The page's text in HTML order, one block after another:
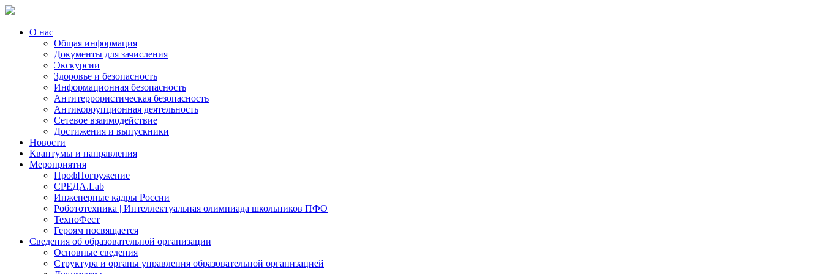
О нас
Общая информация
Документы для зачисления
Экскурсии
Здоровье и безопасность
Информационная безопасность
Антитеррористическая безопасность
Антикоррупционная деятельность
Сетевое взаимодействие
Достижения и выпускники
Новости
Квантумы и направления
Мероприятия
ПрофПогружение
СРЕДА.Lab
Инженерные кадры России
Робототехника | Интеллектуальная олимпиада школьников ПФО
ТехноФест
Героям посвящается
Сведения об образовательной организации
Основные сведения
Структура и органы управления образовательной организацией